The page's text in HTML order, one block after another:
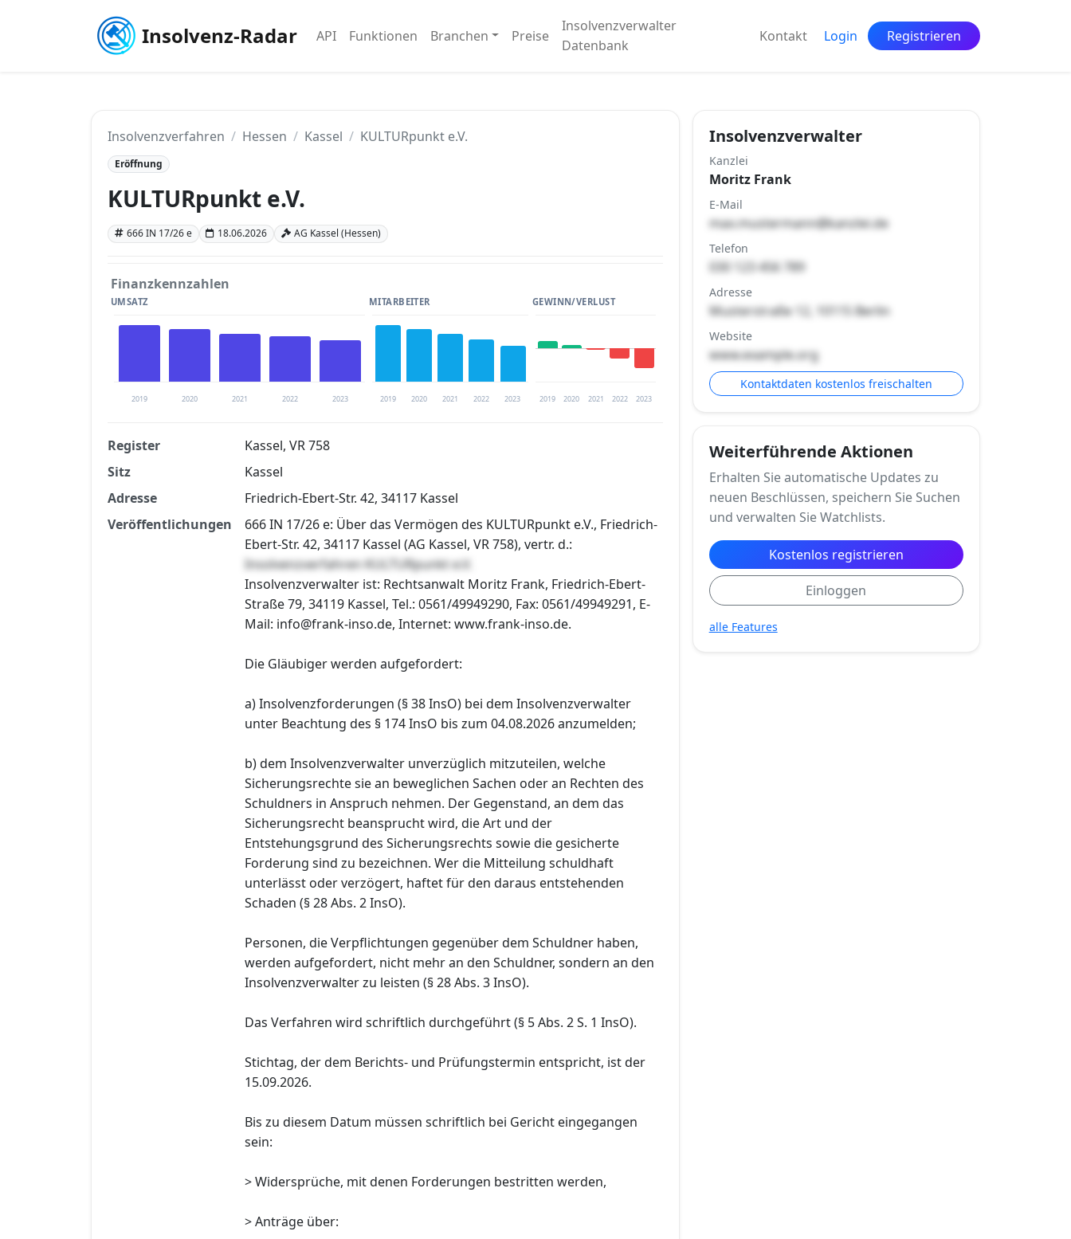
Insolvenz-Radar API Funktionen Branchen Preise
Insolvenzverwalter
Datenbank
Kontakt Login Registrieren
Insolvenzverfahren Hessen Kassel KULTURpunkt e.V.
Eröffnung
KULTURpunkt e.V.
666 IN 17/26 e 18.06.2026 AG Kassel (Hessen)
Finanzkennzahlen
UMSATZ
2019 2020 2021 2022 2023
MITARBEITER
2019 2020 2021 2022 2023
GEWINN/VERLUST
2019 2020 2021 2022 2023
Finanzkennzahlen nach kostenloser Registrierung verfügbar
Jetzt kostenlos registrieren
Register
Kassel, VR 758
Sitz
Kassel
Adresse
Friedrich-Ebert-Str. 42, 34117 Kassel
Veröffentlichungen
666 IN 17/26 e: Über das Vermögen des KULTURpunkt e.V., Friedrich-
Ebert-Str. 42, 34117 Kassel (AG Kassel, VR 758), vertr. d.:
Insolvenzverfahren KULTURpunkt e.V.
Insolvenzverwalter ist: Rechtsanwalt Moritz Frank, Friedrich-Ebert-
Straße 79, 34119 Kassel, Tel.: 0561/49949290, Fax: 0561/49949291, E-
Mail: info@frank-inso.de, Internet: www.frank-inso.de.
Die Gläubiger werden aufgefordert:
a) Insolvenzforderungen (§ 38 InsO) bei dem Insolvenzverwalter
unter Beachtung des § 174 InsO bis zum 04.08.2026 anzumelden;
b) dem Insolvenzverwalter unverzüglich mitzuteilen, welche
Sicherungsrechte sie an beweglichen Sachen oder an Rechten des
Schuldners in Anspruch nehmen. Der Gegenstand, an dem das
Sicherungsrecht beansprucht wird, die Art und der
Entstehungsgrund des Sicherungsrechts sowie die gesicherte
Forderung sind zu bezeichnen. Wer die Mitteilung schuldhaft
unterlässt oder verzögert, haftet für den daraus entstehenden
Schaden (§ 28 Abs. 2 InsO).
Personen, die Verpflichtungen gegenüber dem Schuldner haben,
werden aufgefordert, nicht mehr an den Schuldner, sondern an den
Insolvenzverwalter zu leisten (§ 28 Abs. 3 InsO).
Das Verfahren wird schriftlich durchgeführt (§ 5 Abs. 2 S. 1 InsO).
Stichtag, der dem Berichts- und Prüfungstermin entspricht, ist der
15.09.2026.
Bis zu diesem Datum müssen schriftlich bei Gericht eingegangen
sein:
> Widersprüche, mit denen Forderungen bestritten werden,
> Anträge über:
Insolvenzverwalter
Kanzlei
Moritz Frank
E-Mail
max.mustermann@kanzlei.de
Telefon
030 123 456 789
Adresse
Musterstraße 12, 10115 Berlin
Website
www.example.org
Kontaktdaten kostenlos freischalten
Weiterführende Aktionen
Erhalten Sie automatische Updates zu
neuen Beschlüssen, speichern Sie Suchen
und verwalten Sie Watchlists.
Kostenlos registrieren
Einloggen
alle Features